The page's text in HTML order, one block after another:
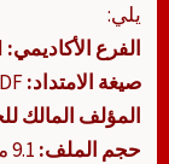
يلي:
الفرع الأكاديمي:
صيغة الامتداد:
المؤلف المالك
حجم الملف: